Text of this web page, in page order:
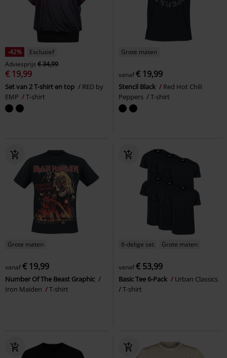
-42%
Exclusief
Adviesprijs € 34,99
€ 19,99
Set van 2 T-shirt en top
RED by
EMP
T-shirt
Grote maten
vanaf€ 19,99
Stencil Black
Red Hot Chili
Peppers
T-shirt
Grote maten
vanaf€ 19,99
Number Of The Beast Graphic
Iron Maiden
T-shirt
6-delige set Grote maten
vanaf€ 53,99
Basic Tee 6-Pack
Urban Classics
T-shirt